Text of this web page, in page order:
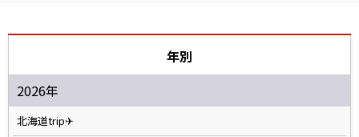
年別
2026年
北海道trip✈